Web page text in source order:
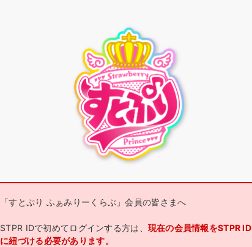
「すとぷり ふぁみりーくらぶ」会員の皆さまへ
STPR IDで初めてログインする方は、 現在の会員情報をSTPR ID
に紐づける必要があります。